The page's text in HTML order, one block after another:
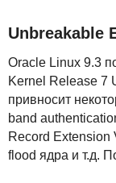
Unbreakable
Oracle Linux 9.3
Kernel Release 7
привносит
band
Record Extension
flood ядра и т.д.